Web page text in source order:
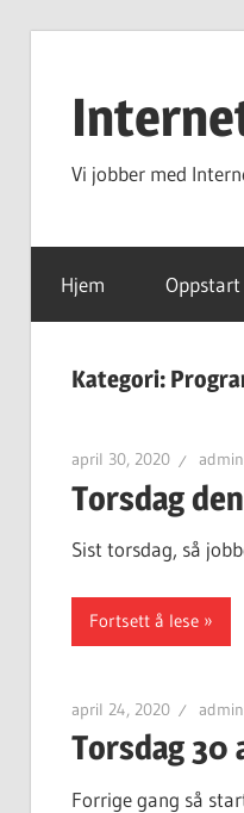
innhold
Vi jobber med
Hjem Oppstart
Kategori:
april 30, 2020 admin
Torsdag
Sist torsdag, så
Fortsett å lese
april 24, 2020 admin
Torsdag 30
Forrige gang så